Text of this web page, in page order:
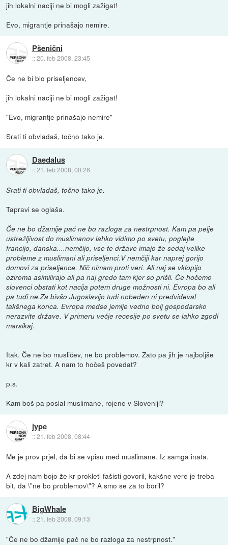
jih lokalni naciji ne bi mogli zažigat!
Evo, migrantje prinašajo nemire.
Pšenični
::20. feb 2008, 23:45
Če ne bi blo priseljencev,
jih lokalni naciji ne bi mogli zažigat!
"Evo, migrantje prinašajo nemire"
Srati ti obvladaš, točno tako je.
Daedalus
::21. feb 2008, 00:26
Srati ti obvladaš, točno tako je.
Tapravi se oglaša.
Če ne bo džamije pač ne bo razloga za nestrpnost. Kam pa pelje
ustrežljivost do muslimanov lahko vidimo po svetu, poglejte
francijo, danska....nemčijo, vse te države imajo že sedaj velike
probleme z muslimani ali priseljenci.V nemčiji kar naprej gorijo
domovi za priseljence. Nič nimam proti veri. Ali naj se vklopijo
oziroma asimilirajo ali pa naj gredo tam kjer so prišli. Če hočemo
slovenci obstati kot nacija potem druge možnosti ni. Evropa bo ali
pa tudi ne.Za bivšo Jugoslavijo tudi nobeden ni predvideval
takšnega konca. Evropa medse jemlje vedno bolj gospodarsko
nerazvite države. V primeru večje recesije po svetu se lahko zgodi
marsikaj.
Itak. Če ne bo musličev, ne bo problemov. Zato pa jih je najboljše
kr v kali zatret. A nam to hočeš povedat?
p.s.
Kam boš pa poslal muslimane, rojene v Sloveniji?
jype
::21. feb 2008, 08:44
Me je prov prjel, da bi se vpisu med muslimane. Iz samga inata.
A zdej nam bojo že kr prokleti fašisti govoril, kakšne vere je treba
bit, da \"ne bo problemov\"? A smo se za to boril?
BigWhale
::21. feb 2008, 09:13
"Če ne bo džamije pač ne bo razloga za nestrpnost."